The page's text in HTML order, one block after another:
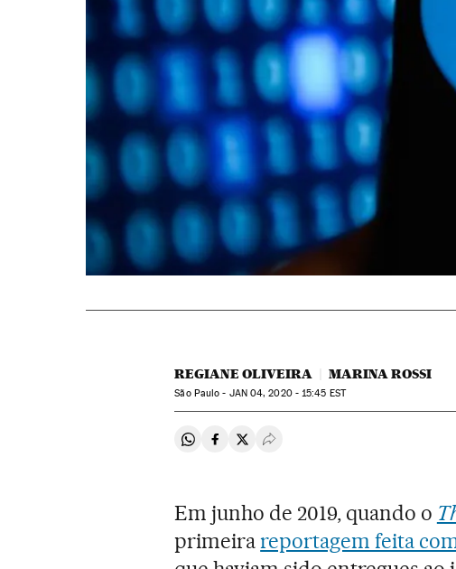
REGIANE OLIVEIRA MARINA ROSSI
São Paulo - JAN 04, 2020 - 15:45 EST
Compartir en Whatsapp
Compartir en Facebook
Compartir en Twitter
Desplegar Redes Sociales
Em junho de 2019, quando o
primeirareportagem feita